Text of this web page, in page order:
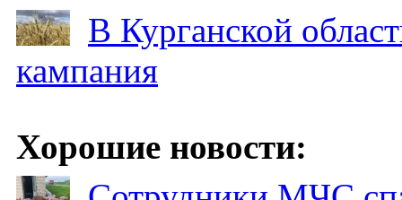
В Курганской
кампания
Хорошие новости: